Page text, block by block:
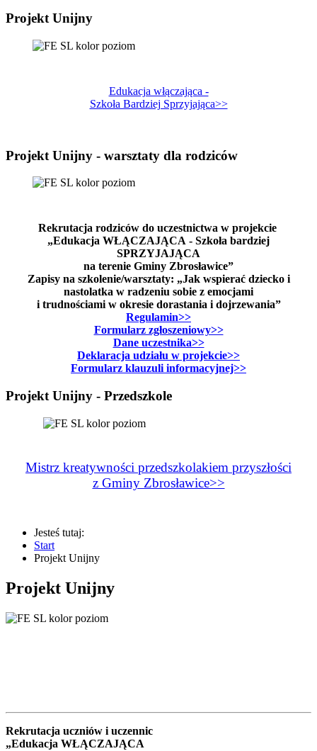
Projekt Unijny
Edukacja włączająca -
Szkoła Bardziej Sprzyjająca>>
Projekt Unijny - warsztaty dla rodziców
Rekrutacja rodziców do uczestnictwa w projekcie
„Edukacja WŁĄCZAJĄCA - Szkoła bardziej
SPRZYJAJĄCA
na terenie Gminy Zbrosławice”
Zapisy na szkolenie/warsztaty: „Jak wspierać dziecko i
nastolatka w radzeniu sobie z emocjami
i trudnościami w okresie dorastania i dojrzewania”
Regulamin>>
Formularz zgłoszeniowy>>
Dane uczestnika>>
Deklaracja udziału w projekcie>>
Formularz klauzuli informacyjnej>>
Projekt Unijny - Przedszkole
Mistrz kreatywności przedszkolakiem przyszłości
z Gminy Zbrosławice>>
Jesteś tutaj:
Start
Projekt Unijny
Projekt Unijny
Rekrutacja uczniów i uczennic
„Edukacja WŁĄCZAJĄCA